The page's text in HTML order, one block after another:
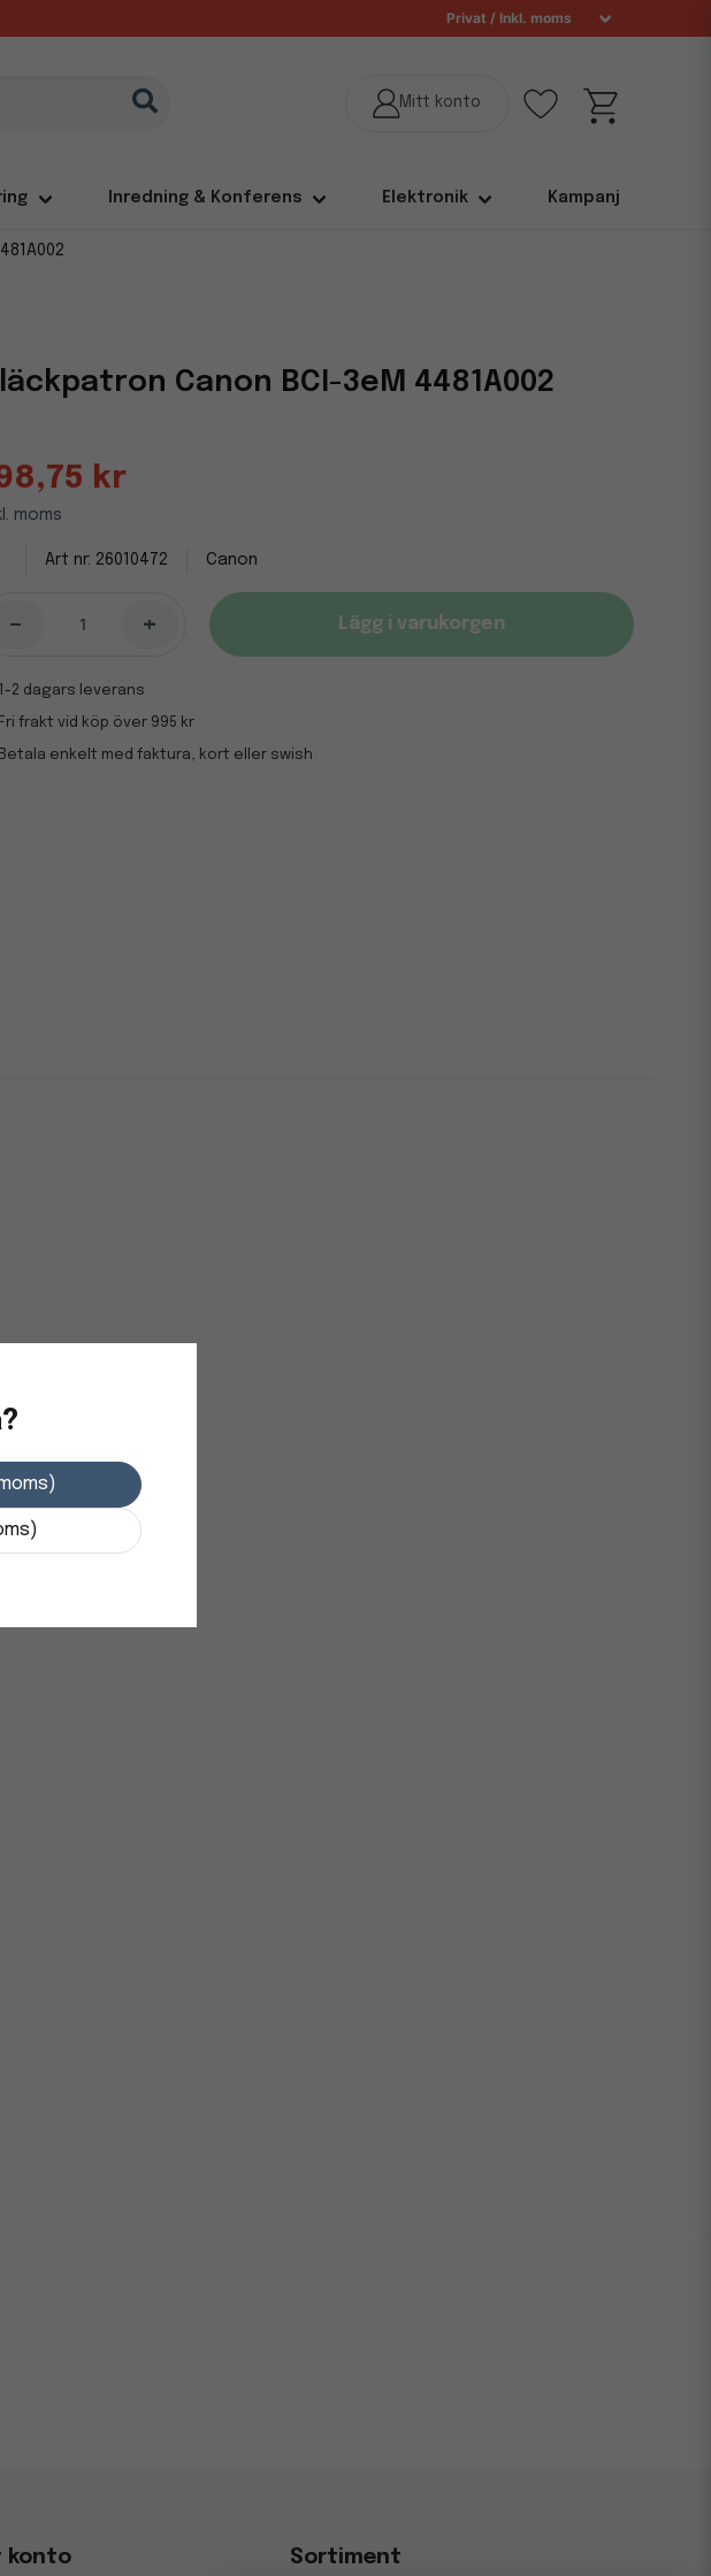
Inredning & Konferens Elektronik Kampanj
Canon BCI-3eM 4481A002
kr
moms
26010472 Canon
- + Lägg i varukorgen
1-2 dagars leverans
Fri frakt vid köp över 995 kr
Betala enkelt med faktura, kort eller swish
konto Sortiment